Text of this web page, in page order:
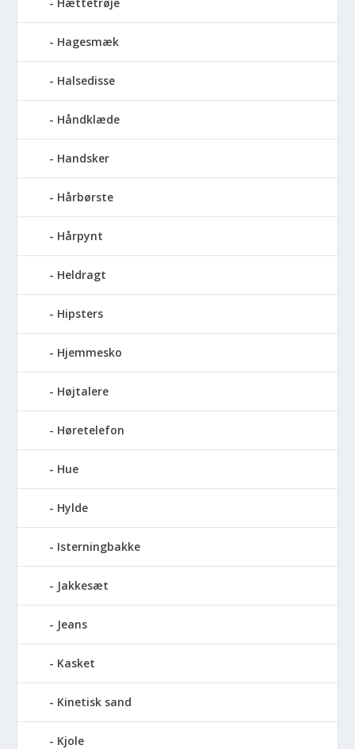
Hagesmæk
Halsedisse
Håndklæde
Handsker
Hårbørste
Hårpynt
Heldragt
Hipsters
Hjemmesko
Højtalere
Høretelefon
Hue
Hylde
Isterningbakke
Jakkesæt
Jeans
Kasket
Kinetisk sand
Kjole